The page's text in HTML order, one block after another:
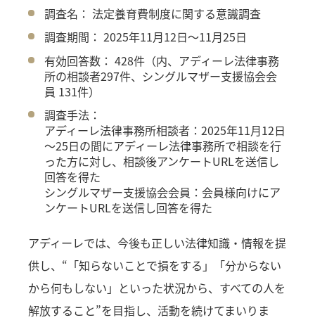
調査名： 法定養育費制度に関する意識調査
調査期間： 2025年11月12日～11月25日
有効回答数： 428件（内、アディーレ法律事務
所の相談者297件、シングルマザー支援協会会
員 131件）
調査手法：
アディーレ法律事務所相談者：2025年11月12日
～25日の間にアディーレ法律事務所で相談を行
った方に対し、相談後アンケートURLを送信し
回答を得た
シングルマザー支援協会会員：会員様向けにア
ンケートURLを送信し回答を得た
アディーレでは、今後も正しい法律知識・情報を提
供し、“「知らないことで損をする」「分からない
から何もしない」といった状況から、すべての人を
解放すること”を目指し、活動を続けてまいりま